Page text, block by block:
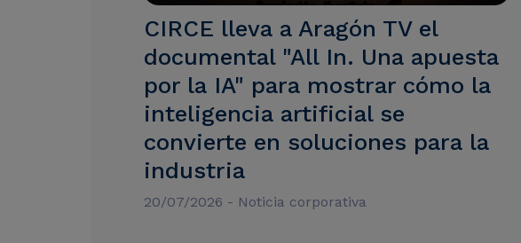
CIRCE lleva a Aragón TV el
documental "All In. Una apuesta
por la IA" para mostrar cómo la
inteligencia artificial se
convierte en soluciones para la
industria
20/07/2026 - Noticia corporativa